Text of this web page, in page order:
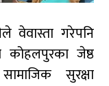
वेवास्ता गरेपनि
जेष्ठ
सुरक्षा